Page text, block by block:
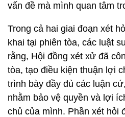
vấn đề mà mình quan tâm
Trong cả hai giai đoạn xét
khai tại phiên tòa, các luật
rằng, Hội đồng xét xử đã
tòa, tạo điều kiện thuận lợi
trình bày đầy đủ các luận
nhằm bảo vệ quyền và lợi
chủ của mình. Phần xét hỏi